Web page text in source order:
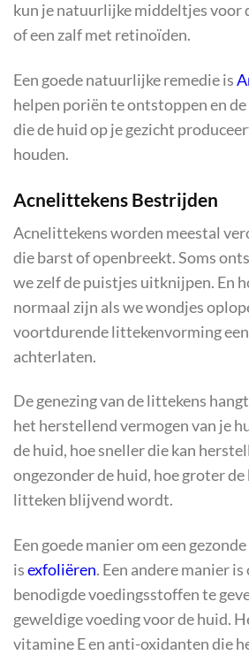
kun je natuurlijke middeltjes voor
of een zalf met retinoïden.
Een goede natuurlijke remedie is
helpen poriën te ontstoppen en
die de huid op je gezicht
houden.
Acnelittekens Bestrijden
Acnelittekens worden meestal
die barst of openbreekt. Soms
we zelf de puistjes uitknijpen. En
normaal zijn als we wondjes
voortdurende littekenvorming
achterlaten.
De genezing van de littekens
het herstellend vermogen van je
de huid, hoe sneller die kan
ongezonder de huid, hoe groter de
litteken blijvend wordt.
Een goede manier om een
isexfoliëren. Een andere manier
benodigde voedingsstoffen te
geweldige voeding voor de huid.
vitamine E en anti-oxidanten die